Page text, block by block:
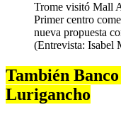
Trome visitó Mall
Primer centro
nueva propuesta
(Entrevista: Isabel
También
Lurigancho